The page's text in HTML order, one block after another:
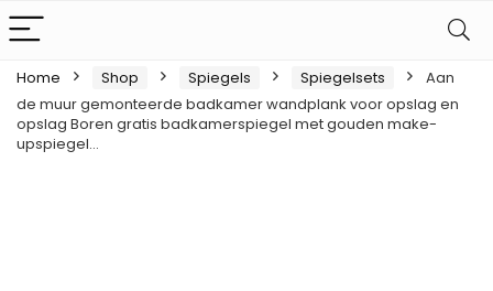
Home Shop Spiegels Spiegelsets
Aan
de muur gemonteerde badkamer wandplank voor opslag en
opslag Boren gratis badkamerspiegel met gouden make-
upspiegel…